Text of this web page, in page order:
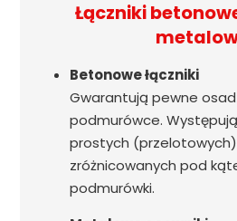
Łączniki
Betonowe łączniki
Gwarantują pewne
podmurówce.
prostych
zróżnicowanych pod
podmurówki.